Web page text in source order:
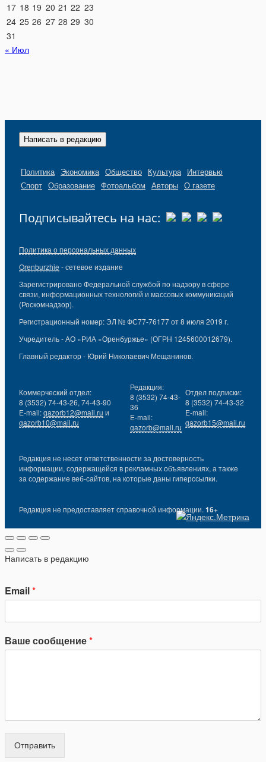
17 18 19 20 21 22 23
24 25 26 27 28 29 30
31
« Июл
Написать в редакцию
Политика Экономика Общество Культура Интервью
Спорт Образование Фотоальбом Авторы О газете
Подписывайтесь на нас:
Политика о персональных данных
Orenburzhie - сетевое издание
Зарегистрировано Федеральной службой по надзору в сфере
связи, информационных технологий и массовых коммуникаций
(Роскомнадзор).
Регистрационный номер: ЭЛ № ФС77-76177 от 8 июля 2019 г.
Учредитель - АО «РИА «Оренбуржье» (ОГРН 1245600012679).
Главный редактор - Юрий Николаевич Мещанинов.
Коммерческий отдел:
8 (3532) 74-43-26, 74-43-90
E-mail:gazorb12@mail.ru и
gazorb10@mail.ru
Редакция:
8 (3532) 74-43-
36
E-mail:
gazorb@mail.ru
Отдел подписки:
8 (3532) 74-43-32
E-mail:
gazorb15@mail.ru
Редакция не несет ответственности за достоверность
информации, содержащейся в рекламных объявлениях, а также
за содержание веб-сайтов, на которые даны гиперссылки.
Редакция не предоставляет справочной информации. 16+
Написать в редакцию
Email*
Ваше сообщение*
Отправить